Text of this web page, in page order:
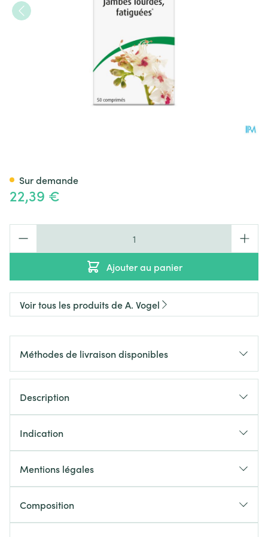
22,39 €
Ajouter au panier
Sur demande
Voir tous les produits de A. Vogel
Méthodes de livraison disponibles
Description
Indication
Mentions légales
Composition